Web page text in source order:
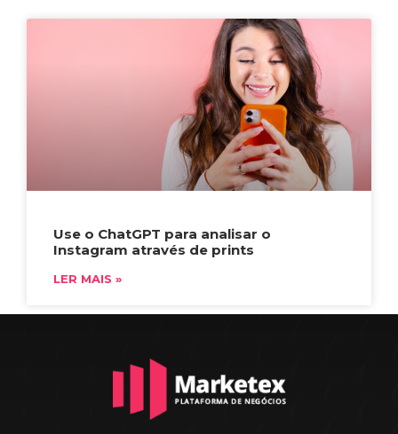
Use o ChatGPT para analisar o
Instagram através de prints
LER MAIS »